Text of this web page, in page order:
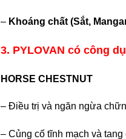
–Khoáng chất (Sắt,
3. PYLOVAN có công
HORSE CHESTNUT
– Điều trị và ngăn ngừa
– Củng cố tĩnh mạch và